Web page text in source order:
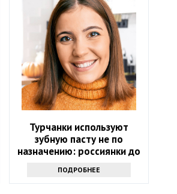
Турчанки используют
зубную пасту не по
назначению: россиянки до
ПОДРОБНЕЕ